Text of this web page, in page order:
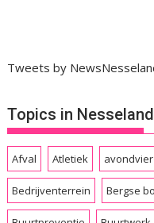
Tweets by
Topics in
Afval Atletiek
Bedrijventerrein Bergse